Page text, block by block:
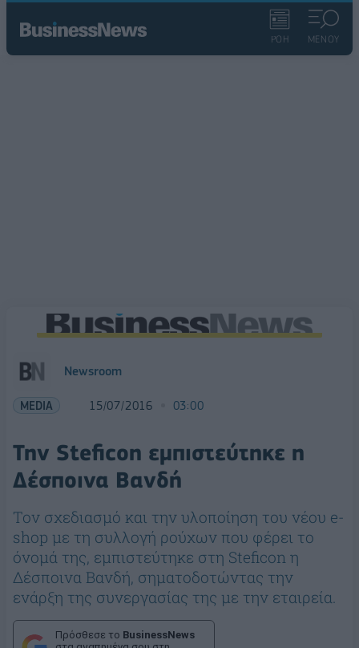
ΡΟΗ ΜΕΝΟΥ
Newsroom
MEDIA 15/07/2016 03:00
Την Steficon εμπιστεύτηκε η
Δέσποινα Βανδή
Τον σχεδιασμό και την υλοποίηση του νέου e-
shop με τη συλλογή ρούχων που φέρει το
όνομά της, εμπιστεύτηκε στη Steficon η
Δέσποινα Βανδή, σηματοδοτώντας την
ενάρξη της συνεργασίας της με την εταιρεία.
Πρόσθεσε το BusinessNews